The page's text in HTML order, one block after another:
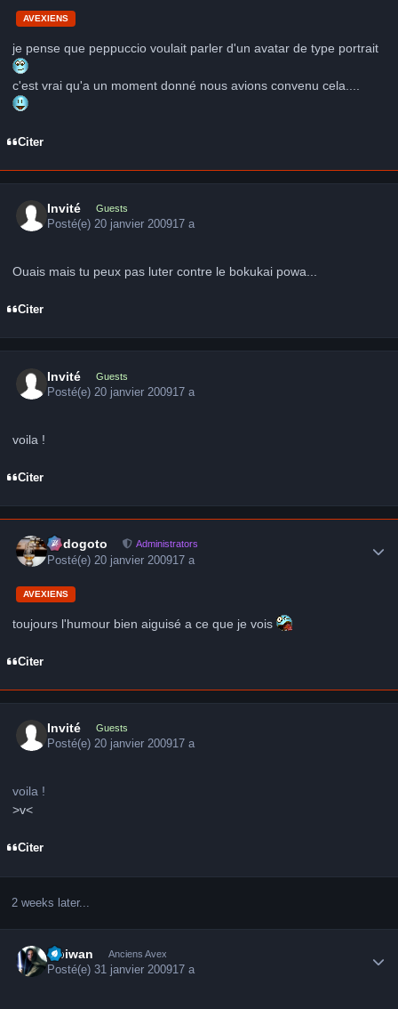
AVEXIENS
je pense que peppuccio voulait parler d'un avatar de type portrait
c'est vrai qu'a un moment donné nous avions convenu cela....
Citer
Invité Guests
Posté(e)20 janvier 200917 a
Ouais mais tu peux pas luter contre le bokukai powa...
Citer
Invité Guests
Posté(e)20 janvier 200917 a
voila !
Citer
frédogoto Administrators
Posté(e) 20 janvier 200917 a
AVEXIENS
toujours l'humour bien aiguisé a ce que je vois
Citer
Invité Guests
Posté(e)20 janvier 200917 a
voila !
>v<
Citer
2 weeks later...
Obiwan Anciens Avex
Posté(e)31 janvier 200917 a